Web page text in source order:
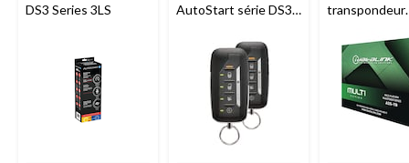
DS3 Series 3LS
AutoStart série DS3,
transpondeur
Multi-series